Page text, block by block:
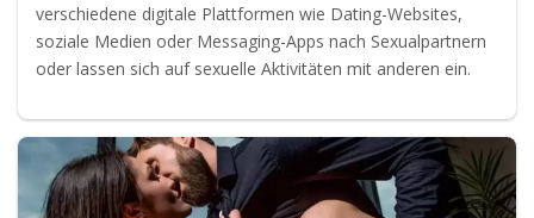
verschiedene digitale Plattformen wie Dating-Websites,
soziale Medien oder Messaging-Apps nach Sexualpartnern
oder lassen sich auf sexuelle Aktivitäten mit anderen ein.